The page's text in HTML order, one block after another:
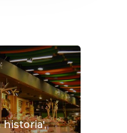
historia',